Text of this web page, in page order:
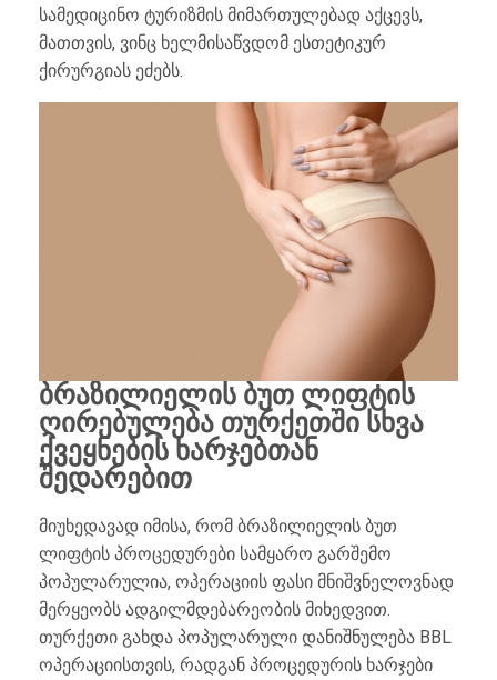
სამედიცინო ტურიზმის მიმართულებად აქცევს,
მათთვის, ვინც ხელმისაწვდომ ესთეტიკურ
ქირურგიას ეძებს.
ბრაზილიელის ბუთ ლიფტის
ღირებულება თურქეთში სხვა
ქვეყნების ხარჯებთან
შედარებით
მიუხედავად იმისა, რომ ბრაზილიელის ბუთ
ლიფტის პროცედურები სამყარო გარშემო
პოპულარულია, ოპერაციის ფასი მნიშვნელოვნად
მერყეობს ადგილმდებარეობის მიხედვით.
თურქეთი გახდა პოპულარული დანიშნულება BBL
ოპერაციისთვის, რადგან პროცედურის ხარჯები